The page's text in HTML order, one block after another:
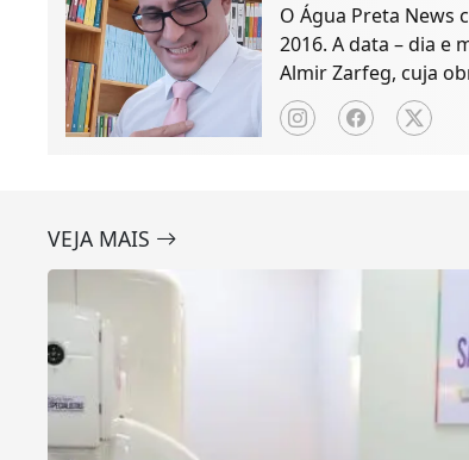
O Água Preta News
2016. A data – dia e
Almir Zarfeg, cuja
de notícias e
VEJA MAIS